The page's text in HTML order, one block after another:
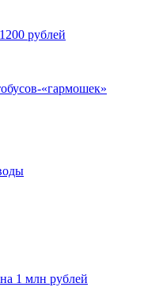
рублей
«гармошек»
1 млн рублей